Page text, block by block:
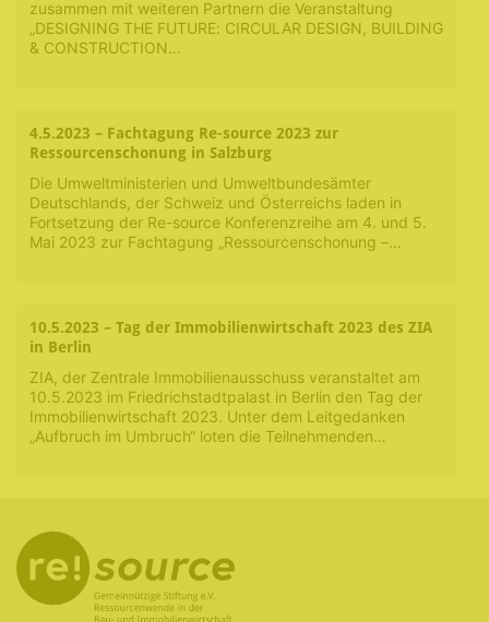
zusammen mit weiteren Partnern die Veranstaltung
„DESIGNING THE FUTURE: CIRCULAR DESIGN, BUILDING
& CONSTRUCTION…
4.5.2023 – Fachtagung Re-source 2023 zur
Ressourcenschonung in Salzburg
Die Umweltministerien und Umweltbundesämter
Deutschlands, der Schweiz und Österreichs laden in
Fortsetzung der Re-source Konferenzreihe am 4. und 5.
Mai 2023 zur Fachtagung „Ressourcenschonung –…
10.5.2023 – Tag der Immobilienwirtschaft 2023 des ZIA
in Berlin
ZIA, der Zentrale Immobilienausschuss veranstaltet am
10.5.2023 im Friedrichstadtpalast in Berlin den Tag der
Immobilienwirtschaft 2023. Unter dem Leitgedanken
„Aufbruch im Umbruch“ loten die Teilnehmenden…